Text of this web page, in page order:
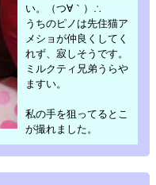
い。（つ∀｀）∴
うちのピノは先住猫ア
メショが仲良くしてく
れず、寂しそうです。
ミルクティ兄弟うらや
ますい。
私の手を狙ってるとこ
が撮れました。